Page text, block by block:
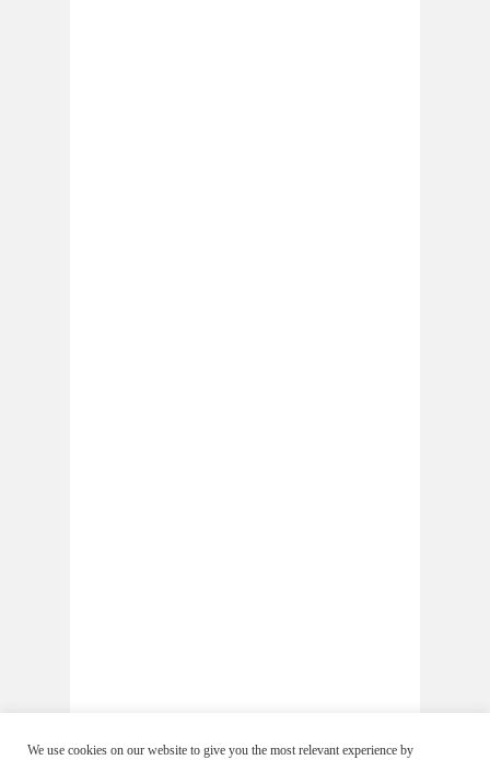
We use cookies on our website to give you the most relevant experience by